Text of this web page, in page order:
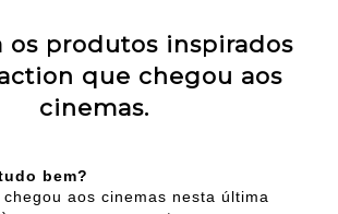
os produtos inspirados
que chegou aos
cinemas.
bem?
aos cinemas nesta última